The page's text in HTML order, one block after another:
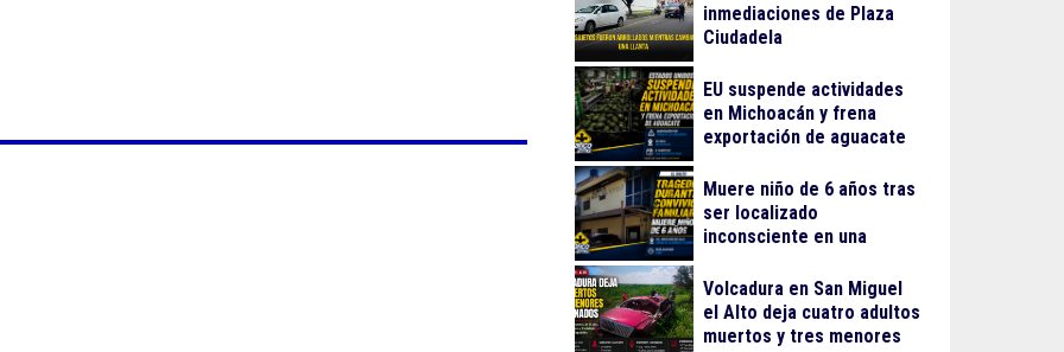
inmediaciones de Plaza
Ciudadela
EU suspende actividades
en Michoacán y frena
exportación de aguacate
Muere niño de 6 años tras
ser localizado
inconsciente en una
Volcadura en San Miguel
el Alto deja cuatro adultos
muertos y tres menores